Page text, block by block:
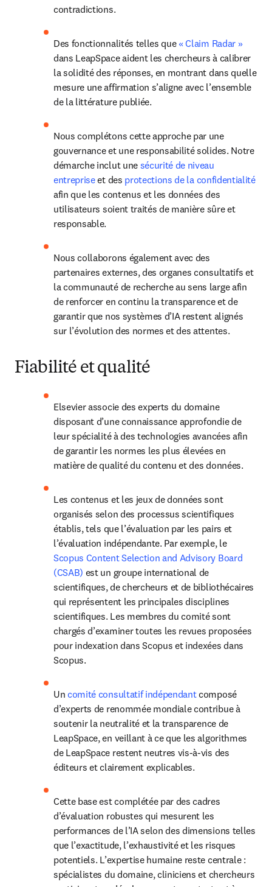
contradictions.
Des fonctionnalités telles que « Claim Radar »
dans LeapSpace aident les chercheurs à calibrer
la solidité des réponses, en montrant dans quelle
mesure une affirmation s’aligne avec l’ensemble
de la littérature publiée.
Nous complétons cette approche par une
gouvernance et une responsabilité solides. Notre
démarche inclut une sécurité de niveau
entreprise et des protections de la confidentialité
afin que les contenus et les données des
utilisateurs soient traités de manière sûre et
responsable.
Nous collaborons également avec des
partenaires externes, des organes consultatifs et
la communauté de recherche au sens large afin
de renforcer en continu la transparence et de
garantir que nos systèmes d’IA restent alignés
sur l’évolution des normes et des attentes.
Fiabilité et qualité
Elsevier associe des experts du domaine
disposant d’une connaissance approfondie de
leur spécialité à des technologies avancées afin
de garantir les normes les plus élevées en
matière de qualité du contenu et des données.
Les contenus et les jeux de données sont
organisés selon des processus scientifiques
établis, tels que l’évaluation par les pairs et
l’évaluation indépendante. Par exemple, le
Scopus Content Selection and Advisory Board
(CSAB) est un groupe international de
scientifiques, de chercheurs et de bibliothécaires
qui représentent les principales disciplines
scientifiques. Les membres du comité sont
chargés d’examiner toutes les revues proposées
pour indexation dans Scopus et indexées dans
Scopus.
Un comité consultatif indépendant composé
d’experts de renommée mondiale contribue à
soutenir la neutralité et la transparence de
LeapSpace, en veillant à ce que les algorithmes
de LeapSpace restent neutres vis-à-vis des
éditeurs et clairement explicables.
Cette base est complétée par des cadres
d’évaluation robustes qui mesurent les
performances de l’IA selon des dimensions telles
que l’exactitude, l’exhaustivité et les risques
potentiels. L’expertise humaine reste centrale :
spécialistes du domaine, cliniciens et chercheurs